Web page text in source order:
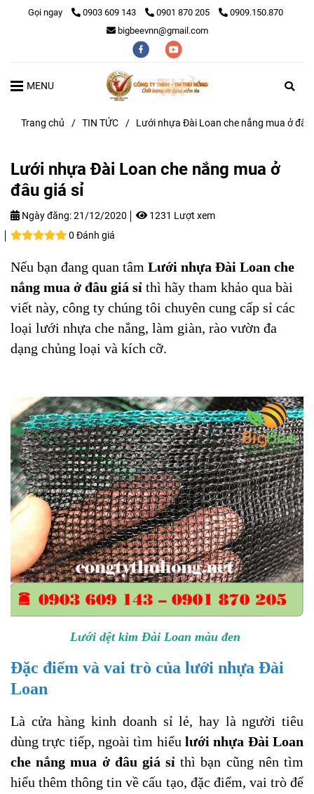
Gọi ngay 0903 609 143 0901 870 205
0909.150.870
bigbeevnn@gmail.com
MENU
Trang chủ / TIN TỨC / Lưới nhựa Đài Loan che nắng mua ở đâu
Lưới nhựa Đài Loan che nắng mua ở
đâu giá sỉ
Ngày đăng:21/12/2020
1231 Lượt xem
0 Đánh giá
Nếu bạn đang quan tâm Lưới nhựa Đài Loan che
nắng mua ở đâu giá sỉ thì hãy tham khảo qua bài
viết này, công ty chúng tôi chuyên cung cấp sỉ các
loại lưới nhựa che nắng, làm giàn, rào vườn đa
dạng chủng loại và kích cỡ.
Lưới dệt kim Đài Loan màu đen
Đặc điểm và vai trò của lưới nhựa Đài
Loan
Là cửa hàng kinh doanh sỉ lẻ, hay là người tiêu
dùng trực tiếp, ngoài tìm hiểu lưới nhựa Đài Loan
che nắng mua ở đâu giá sỉ thì bạn cũng nên tìm
hiểu thêm thông tin về cấu tạo, đặc điểm, vai trò để